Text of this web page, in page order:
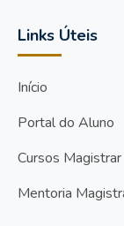
Links Úteis
Início
Portal do Aluno
Cursos Magistrar
Mentoria